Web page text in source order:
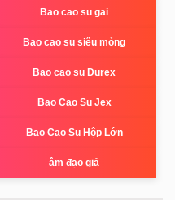
Bao cao su gai
Bao cao su siêu mỏng
Bao cao su Durex
Bao Cao Su Jex
Bao Cao Su Hộp Lớn
âm đạo giả